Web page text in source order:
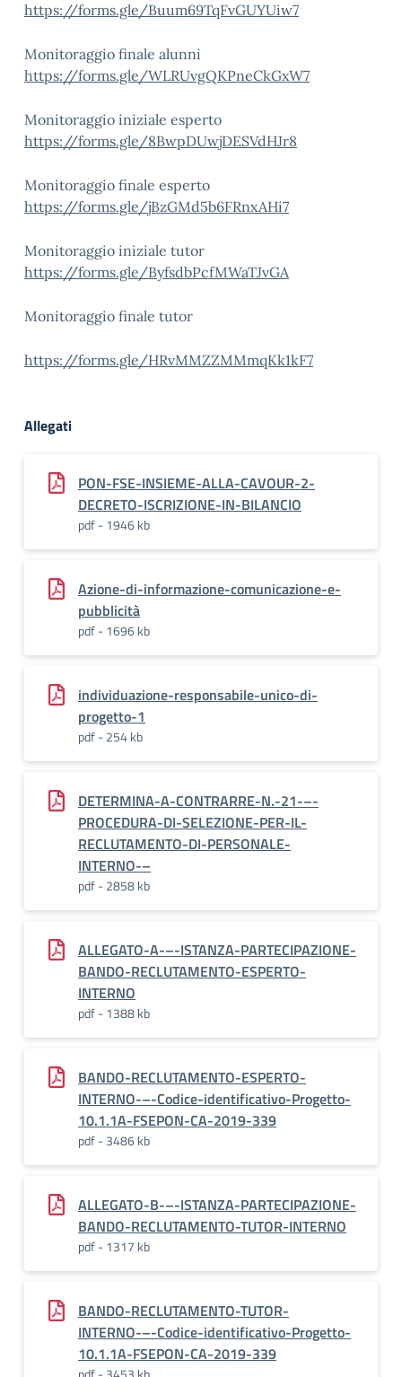
https://forms.gle/Buum69TqFvGUYUiw7
Monitoraggio finale alunni
https://forms.gle/WLRUvgQKPneCkGxW7
Monitoraggio iniziale esperto
https://forms.gle/8BwpDUwjDESVdHJr8
Monitoraggio finale esperto
https://forms.gle/jBzGMd5b6FRnxAHi7
Monitoraggio iniziale tutor
https://forms.gle/ByfsdbPcfMWaTJvGA
Monitoraggio finale tutor
https://forms.gle/HRvMMZZMMmqKk1kF7
Allegati
PON-FSE-INSIEME-ALLA-CAVOUR-2-
DECRETO-ISCRIZIONE-IN-BILANCIO
pdf - 1946 kb
Azione-di-informazione-comunicazione-e-
pubblicità
pdf - 1696 kb
individuazione-responsabile-unico-di-
progetto-1
pdf - 254 kb
DETERMINA-A-CONTRARRE-N.-21-–-
PROCEDURA-DI-SELEZIONE-PER-IL-
RECLUTAMENTO-DI-PERSONALE-
INTERNO-–
pdf - 2858 kb
ALLEGATO-A-–-ISTANZA-PARTECIPAZIONE-
BANDO-RECLUTAMENTO-ESPERTO-
INTERNO
pdf - 1388 kb
BANDO-RECLUTAMENTO-ESPERTO-
INTERNO-–-Codice-identificativo-Progetto-
10.1.1A-FSEPON-CA-2019-339
pdf - 3486 kb
ALLEGATO-B-–-ISTANZA-PARTECIPAZIONE-
BANDO-RECLUTAMENTO-TUTOR-INTERNO
pdf - 1317 kb
BANDO-RECLUTAMENTO-TUTOR-
INTERNO-–-Codice-identificativo-Progetto-
10.1.1A-FSEPON-CA-2019-339